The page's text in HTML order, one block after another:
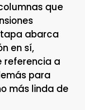
que
abarca
en sí,
referencia a
para
más linda de